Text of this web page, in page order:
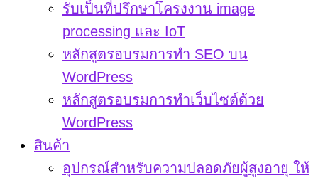
รับเป็นที่ปรึกษาโครงงาน image
processing และ IoT
หลักสูตรอบรมการทำ SEO บน
WordPress
หลักสูตรอบรมการทำเว็บไซต์ด้วย
WordPress
สินค้า
อุปกรณ์สำหรับความปลอดภัยผู้สูงอายุ ให้